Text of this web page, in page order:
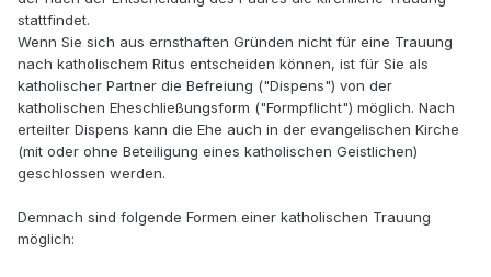
stattfindet.
Wenn Sie sich aus ernsthaften Gründen nicht für eine Trauung
nach katholischem Ritus entscheiden können, ist für Sie als
katholischer Partner die Befreiung ("Dispens") von der
katholischen Eheschließungsform ("Formpflicht") möglich. Nach
erteilter Dispens kann die Ehe auch in der evangelischen Kirche
(mit oder ohne Beteiligung eines katholischen Geistlichen)
geschlossen werden.
Demnach sind folgende Formen einer katholischen Trauung
möglich: